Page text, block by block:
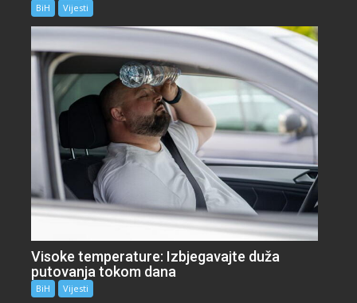
BiH Vijesti
Visoke temperature: Izbjegavajte duža
putovanja tokom dana
BiH Vijesti